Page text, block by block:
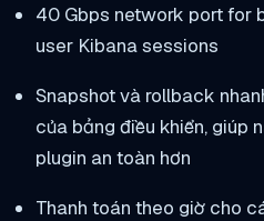
40 Gbps network port for
user Kibana sessions
Snapshot và rollback
của bảng điều khiển, giúp
plugin an toàn hơn
Thanh toán theo giờ cho